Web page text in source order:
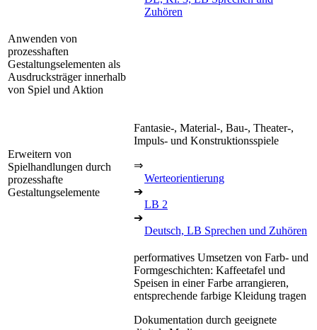
Zuhören
Anwenden von
prozesshaften
Gestaltungselementen als
Ausdrucksträger innerhalb
von Spiel und Aktion
Erweitern von
Spielhandlungen durch
prozesshafte
Gestaltungselemente
Fantasie-, Material-, Bau-, Theater-,
Impuls- und Konstruktionsspiele
⇒
Werteorientierung
➔
LB 2
➔
Deutsch, LB Sprechen und Zuhören
performatives Umsetzen von Farb- und
Formgeschichten: Kaffeetafel und
Speisen in einer Farbe arrangieren,
entsprechende farbige Kleidung tragen
Dokumentation durch geeignete